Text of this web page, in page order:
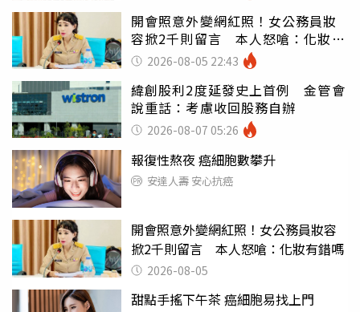
開會照意外變網紅照！女公務員妝
容掀2千則留言 本人怒嗆：化妝有
錯嗎2026-08-05 22:43
緯創股利2度延發史上首例 金管會
說重話：考慮收回股務自辦
2026-08-07 05:26
報復性熬夜 癌細胞數攀升
安達人壽 安心抗癌
開會照意外變網紅照！女公務員妝容
掀2千則留言 本人怒嗆：化妝有錯嗎
2026-08-05
甜點手搖下午茶 癌細胞易找上門